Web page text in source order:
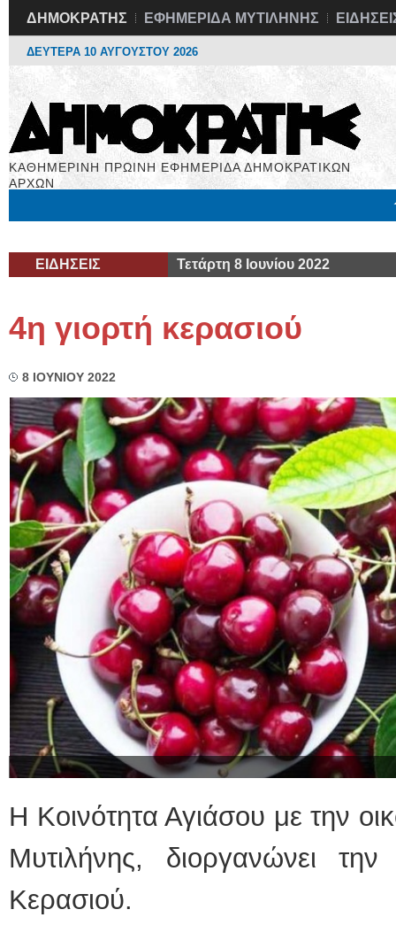
ΔΗΜΟΚΡΑΤΗΣ ΕΦΗΜΕΡΙΔΑ ΜΥΤΙΛΗΝΗΣ
ΔΕΥΤΕΡΑ 10 ΑΥΓΟΥΣΤΟΥ 2026
ΚΑΘΗΜΕΡΙΝΗ ΠΡΩΙΝΗ ΕΦΗΜΕΡΙΔΑ ΔΗΜΟΚΡΑΤΙΚΩΝ
ΑΡΧΩΝ
ΕΙΔΗΣΕΙΣ Τετάρτη 8 Ιουνίου 2022
4η γιορτή κερασιού
8 ΙΟΥΝΙΟΥ 2022
Η Κοινότητα Αγιάσου με την
Μυτιλήνης, διοργανώνει
Κερασιού.